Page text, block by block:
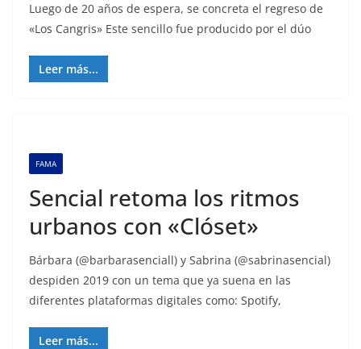
Luego de 20 años de espera, se concreta el regreso de
«Los Cangris» Este sencillo fue producido por el dúo
Leer más...
FAMA
Sencial retoma los ritmos
urbanos con «Clóset»
Bárbara (@barbarasenciall) y Sabrina (@sabrinasencial)
despiden 2019 con un tema que ya suena en las
diferentes plataformas digitales como: Spotify,
Leer más...